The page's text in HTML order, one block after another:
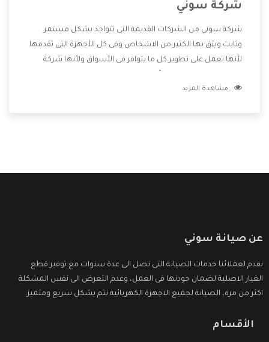
شركة سوني
شركة سوني من الشركات القديمة التى تتواجد بشكل مستمر
وثابت ويثق بها الكثير من الاشخاص وفى كل الأجهزة التى تقدمها
لأنها تعمل على تطوير كل ما يتوافر فى الأسواق ولأنها شركة
وتقدم للعملاء أقوى العروض والخصومات التى تسهل على
مشاهدة المزيد
عن صيانة سوني
نقدم لعملائنا خدمات الصيانة التى تصل الى عدة سنوات مع توفير قطع
الغيار الاصلية لضمان جودتها فى العمل، وعدم التعرض الى نفس المشكلة
اكثر من مرة، الصيانة لجميع الاجهزة الكهربائية تتم بشكل سريع ومتميز.
الأقسام